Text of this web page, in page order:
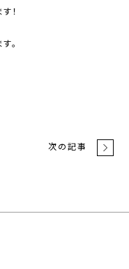
！
。
次の記事